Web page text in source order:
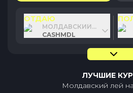
ОТДАЮ
МОЛДАВСКИЙ ЛЕЙ
CASHMDL
ЛУЧШИЕ
Молдавский лей на